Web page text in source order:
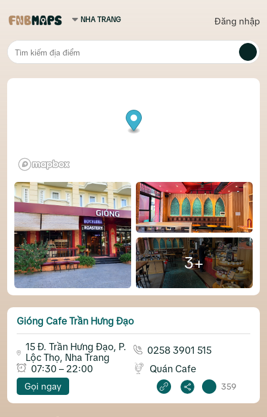
Đăng nhập
3+
Gióng Cafe Trần Hưng Đạo
15 Đ. Trần Hưng Đạo, P.
Lộc Thọ, Nha Trang
0258 3901 515
07:30 – 22:00
Quán Cafe
Gọi ngay 359